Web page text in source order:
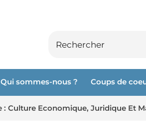
Qui sommes-nous ? Coups de